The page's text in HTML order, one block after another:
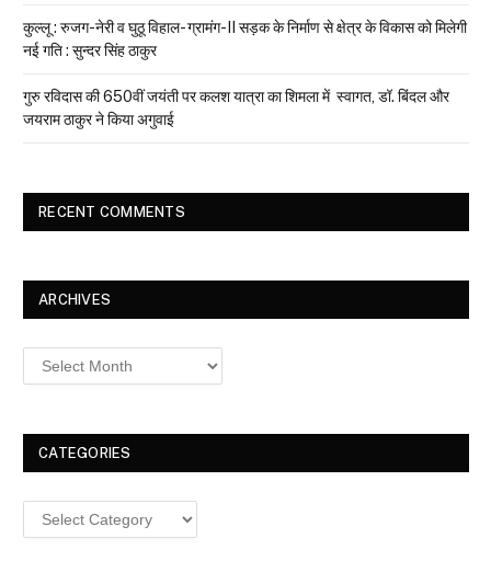
कुल्लू : रुजग-नेरी व घुठू विहाल- ग्रामंग-II सड़क के निर्माण से क्षेत्र के विकास को मिलेगी
नई गति : सुन्दर सिंह ठाकुर
गुरु रविदास की 650वीं जयंती पर कलश यात्रा का शिमला में स्वागत, डॉ. बिंदल और
जयराम ठाकुर ने किया अगुवाई
RECENT COMMENTS
ARCHIVES
Archives
CATEGORIES
Categories